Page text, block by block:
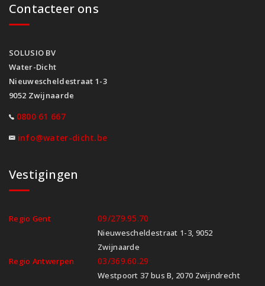
Contacteer ons
SOLUSIO BV
Water-Dicht
Nieuwescheldestraat 1-3
9052 Zwijnaarde
0800 61 667
info@water-dicht.be
Vestigingen
Regio Gent 09/279.95.70
Nieuwescheldestraat 1-3, 9052
Zwijnaarde
Regio Antwerpen
03/369.60.29
Westpoort 37 bus B, 2070 Zwijndrecht